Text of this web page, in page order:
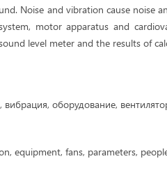
Noise and vibration cause noise
motor apparatus and
level meter and the results of
оборудование,
equipment, fans, parameters,